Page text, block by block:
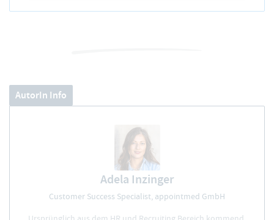
AutorIn Info
Adela Inzinger
Customer Success Specialist, appointmed GmbH